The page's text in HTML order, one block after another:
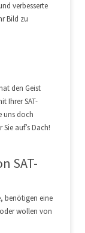
verbesserte
Bild zu
den Geist
Ihrer SAT-
uns doch
auf’s Dach!
SAT-
benötigen eine
wollen von